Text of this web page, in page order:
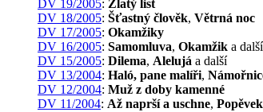
DV 19/2005: Zlatý list
DV 18/2005: Šťastný člověk, Větrná noc
DV 17/2005: Okamžiky
DV 16/2005: Samomluva, Okamžik a další
DV 15/2005: Dilema, Alelujá a další
DV 13/2004: Haló, pane malíři,
DV 12/2004: Muž z doby kamenné
DV 11/2004: Až naprší a uschne,